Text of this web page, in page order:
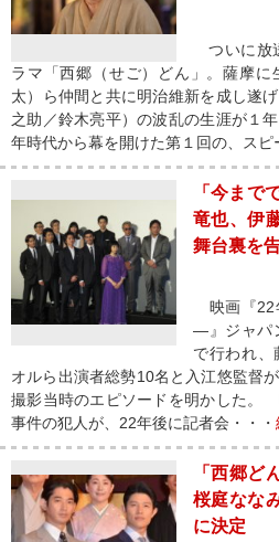
ついに放
ラマ「西郷（せご）どん」。薩摩
太）ら仲間と共に明治維新を成し遂
之助／鈴木亮平）の波乱の生涯が１
年時代から幕を開けた第１回の、スピ
「今ま
竜也、伊
舞台裏を
映画『22
―』ジャパ
で行われ、
オルら出演者総勢10名と入江悠監督
撮影当時のエピソードを明かした。
事件の犯人が、22年後に記者会・・・
「西郷ど
桜庭なな
に決定